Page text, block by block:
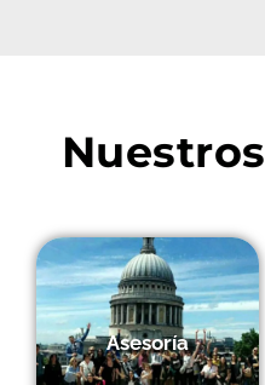
Nuestros
Asesoría